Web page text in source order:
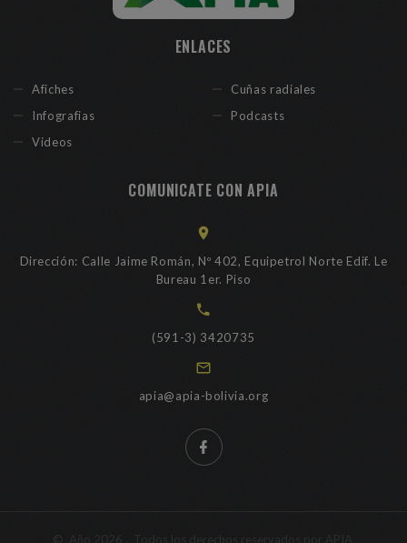
ENLACES
Afiches
Infografias
Videos
Cuñas radiales
Podcasts
COMUNICATE CON APIA
Dirección: Calle Jaime Román, Nº 402, Equipetrol Norte Edif. Le
Bureau 1er. Piso
(591-3) 3420735
apia@apia-bolivia.org
. Todos los derechos reservados por APIA